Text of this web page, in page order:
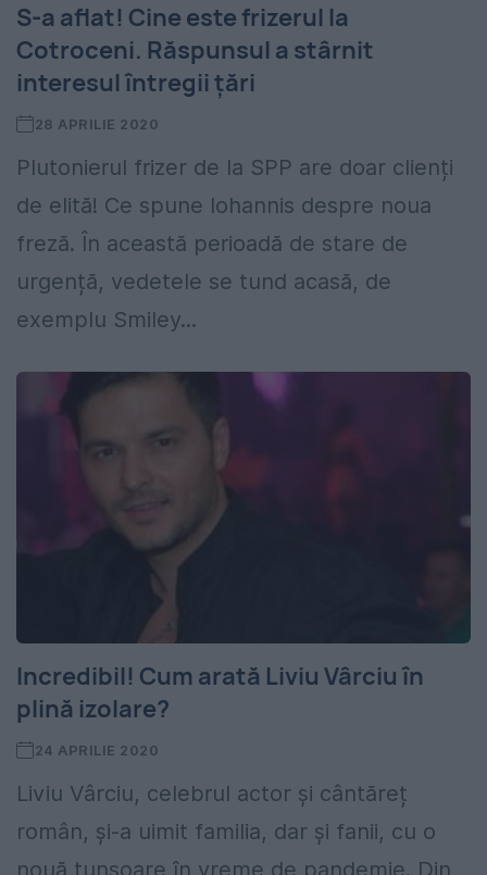
S-a aflat! Cine este frizerul la
Cotroceni. Răspunsul a stârnit
interesul întregii țări
28 APRILIE 2020
Plutonierul frizer de la SPP are doar clienți
de elită! Ce spune Iohannis despre noua
freză. În această perioadă de stare de
urgență, vedetele se tund acasă, de
exemplu Smiley...
Incredibil! Cum arată Liviu Vârciu în
plină izolare?
24 APRILIE 2020
Liviu Vârciu, celebrul actor și cântăreț
român, și-a uimit familia, dar și fanii, cu o